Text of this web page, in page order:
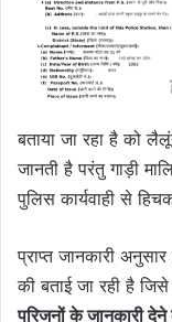
बताया जा रहा है को
जानती है परंतु गाड़ी
पुलिस कार्यवाही से
प्राप्त जानकारी
की बताई जा रही है जिसे
परिजनों के जानकारी देने